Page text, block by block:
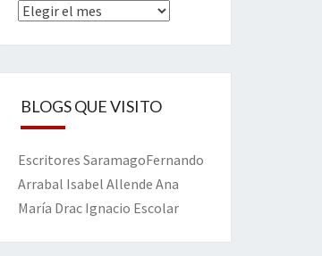
Archivos
BLOGS QUE VISITO
Escritores SaramagoFernando
Arrabal Isabel Allende Ana
María Drac Ignacio Escolar